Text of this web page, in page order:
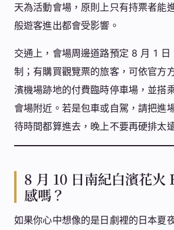
天為活動會場，原則上只有持票者能
般遊客進出都會受影響。
交通上，會場周邊道路預定 8 月 1
制；有購買觀覽票的旅客，可依官方
濱機場跡地的付費臨時停車場，並搭
會場附近。若是包車或自駕，請把進
待時間都算進去，晚上不要再硬排太
8 月 10 日南紀白濱花火
感嗎？
如果你心中想像的是日劇裡的日本夏